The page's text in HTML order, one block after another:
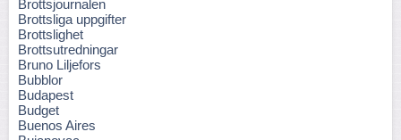
Brottsjournalen
Brottsliga uppgifter
Brottslighet
Brottsutredningar
Bruno Liljefors
Bubblor
Budapest
Budget
Buenos Aires